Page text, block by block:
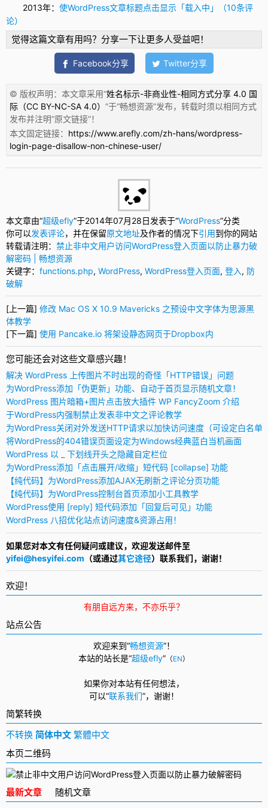
2013年： 使WordPress文章标题点击显示「载入中」（10条评
论）
觉得这篇文章有用吗？分享一下让更多人受益吧！
Facebook分享 Twitter分享
© 版权声明：本文章采用“姓名标示-非商业性-相同方式分享 4.0 国
际（CC BY-NC-SA 4.0） ”于“畅想资源”发布，转载时须以相同方式
发布并注明“原文链接”！
本文固定链接： https://www.arefly.com/zh-hans/wordpress-
login-page-disallow-non-chinese-user/
本文章由“超级efly”于2014年07月28日发表于“WordPress”分类
你可以发表评论，并在保留原文地址及作者的情况下引用到你的网站
转载请注明： 禁止非中文用户访问WordPress登入页面以防止暴力破
解密码 | 畅想资源
关键字： functions.php, WordPress, WordPress登入页面, 登入, 防
破解
[上一篇] 修改 Mac OS X 10.9 Mavericks 之预设中文字体为思源黑
体教学
[下一篇] 使用 Pancake.io 将架设静态网页于Dropbox内
您可能还会对这些文章感兴趣！
解决 WordPress 上传图片不时出现的奇怪「HTTP错误」问题
为WordPress添加「伪更新」功能、自动于首页显示随机文章！
WordPress 图片暗箱+图片点击放大插件 WP FancyZoom 介绍
于WordPress内强制禁止发表非中文之评论教学
为WordPress关闭对外发送HTTP请求以加快访问速度（可设定白名单
将WordPress的404错误页面设定为Windows经典蓝白当机画面
WordPress 以 _ 下划线开头之隐藏自定栏位
为WordPress添加「点击展开/收缩」短代码 [collapse] 功能
【纯代码】为WordPress添加AJAX无刷新之评论分页功能
【纯代码】为WordPress控制台首页添加小工具教学
WordPress使用 [reply] 短代码添加「回复后可见」功能
WordPress 八招优化站点访问速度&资源占用！
如果您对本文有任何疑问或建议，欢迎发送邮件至
yifei@hesyifei.com （或通过其它途径）联系我们，谢谢！
欢迎！
有朋自远方来，不亦乐乎？
站点公告
欢迎来到“畅想资源”！
本站的站长是“超级efly” （EN）
如果你对本站有任何想法，
可以“联系我们”， 谢谢！
简繁转换
不转换 简体中文 繁體中文
本页二维码
最新文章 随机文章